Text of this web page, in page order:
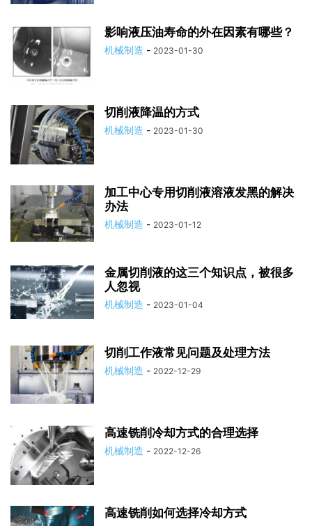
影响液压油寿命的外在因素有哪些？
机械制造 - 2023-01-30
切削液降温的方式
机械制造 - 2023-01-30
加工中心专用切削液溶液发黑的解决
办法
机械制造 - 2023-01-12
金属切削液的这三个知识点，被很多
人忽视
机械制造 - 2023-01-04
切削工作液常见问题及处理方法
机械制造 - 2022-12-29
高速铣削冷却方式的合理选择
机械制造 - 2022-12-26
高速铣削如何选择冷却方式